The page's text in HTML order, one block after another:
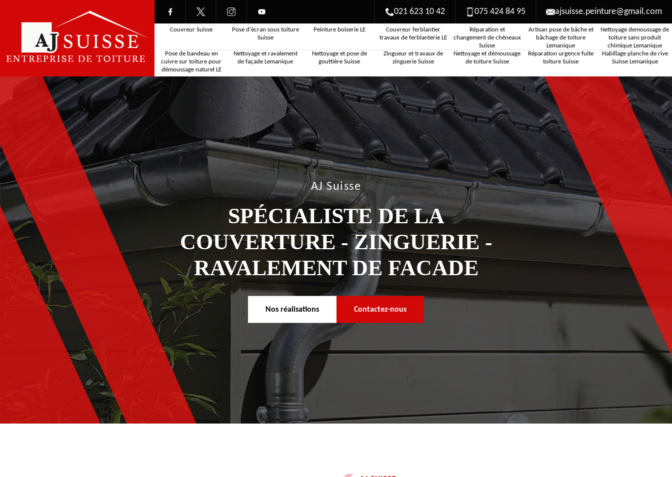
021 623 10 42 075 424 84 95 ajsuisse.peinture@gmail.com
Couvreur Suisse
Pose d'écran sous toiture
Suisse
Peinture boiserie LE
Couvreur ferblantier
travaux de ferblanterie LE
Réparation et
changement de chéneaux
Suisse
Artisan pose de bâche et
bâchage de toiture
Lemanique
Nettoyage demoussage de
toiture sans produit
chimique Lemanique
Pose de bandeau en
cuivre sur toiture pour
démoussage naturel LE
Nettoyage et ravalement
de façade Lemanique
Nettoyage et pose de
gouttière Suisse
Zingueur et travaux de
zinguerie Suisse
Nettoyage et démoussage
de toiture Suisse
Réparation urgence fuite
toiture Suisse
Habillage planche de rive
Suisse Lemanique
AJ Suisse
SPÉCIALISTE DE LA
COUVERTURE - ZINGUERIE -
RAVALEMENT DE FACADE
Nos réalisations Contactez-nous